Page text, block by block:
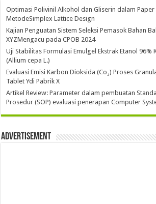
Optimasi Polivinil Alkohol dan Gliserin dalam
MetodeSimplex Lattice Design
Kajian Penguatan Sistem Seleksi Pemasok Bahan
XYZMengacu pada CPOB 2024
Uji Stabilitas Formulasi Emulgel Ekstrak Etanol 96%
(Allium cepa L.)
Evaluasi Emisi Karbon Dioksida (Co₂) Proses
Tablet Ydi Pabrik X
Artikel Review: Parameter dalam pembuatan
Prosedur (SOP) evaluasi penerapan Computer
Advertisement